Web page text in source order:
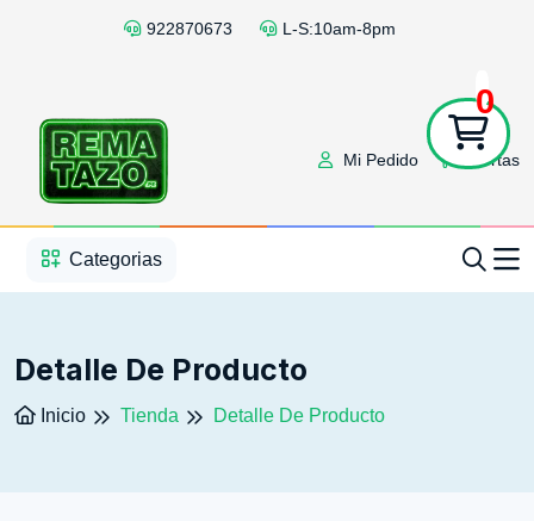
922870673 L-S:10am-8pm
Mi Pedido Ofertas
0
Categorias
Detalle De Producto
Inicio Tienda Detalle De Producto